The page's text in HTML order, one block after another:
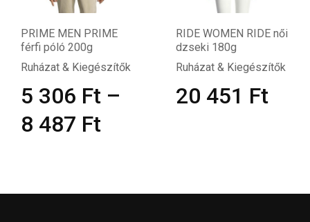
RIDE WOMEN RIDE női
dzseki 180g
Ruházat & Kiegészítők
20 451Ft
REGENT FIT REGENT
FIT FÉRFI 150g
Ruházat & Kiegészítők
1 701Ft –